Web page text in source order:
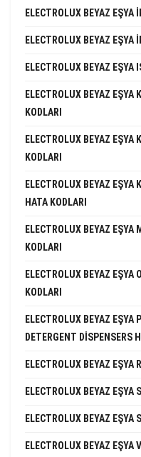
ELECTROLUX BEYAZ EŞYA
ELECTROLUX BEYAZ EŞYA
ELECTROLUX BEYAZ EŞYA
ELECTROLUX BEYAZ
KODLARI
ELECTROLUX BEYAZ
KODLARI
ELECTROLUX BEYAZ
HATA KODLARI
ELECTROLUX BEYAZ EŞYA
KODLARI
ELECTROLUX BEYAZ EŞYA
KODLARI
ELECTROLUX BEYAZ EŞYA
DETERGENT DISPENSERS
ELECTROLUX BEYAZ EŞYA
ELECTROLUX BEYAZ EŞYA
ELECTROLUX BEYAZ EŞYA
ELECTROLUX BEYAZ EŞYA